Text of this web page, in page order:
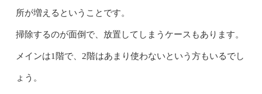
所が増えるということです。
掃除するのが面倒で、放置してしまうケースもあります。
メインは1階で、2階はあまり使わないという方もいるでし
ょう。